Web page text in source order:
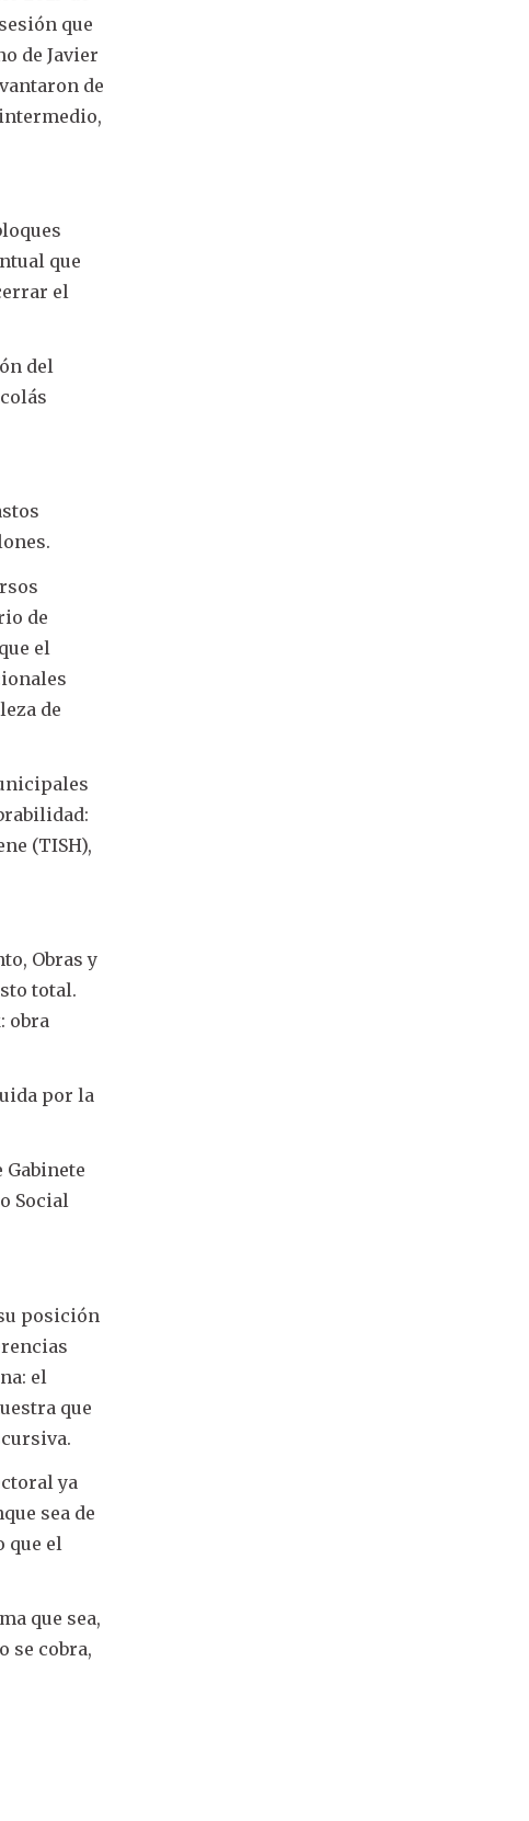
que
de Javier
de
que
el
del
de
el
de
(TISH),
Obras y
total.
obra
por la
Gabinete
Social
posición
el
que
ya
sea de
que el
que sea,
se cobra,